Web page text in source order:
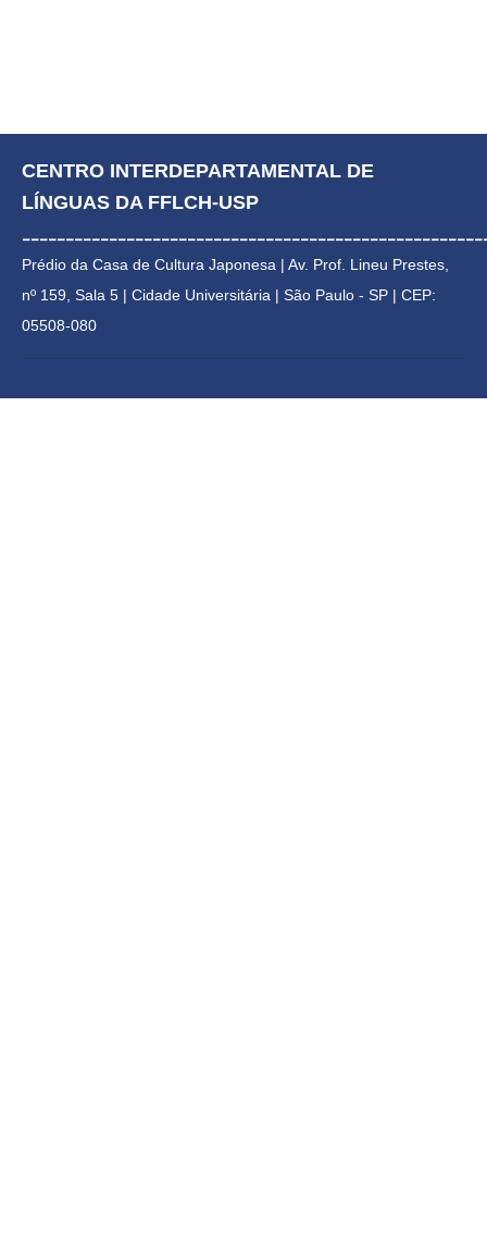
CENTRO INTERDEPARTAMENTAL DE
LÍNGUAS DA FFLCH-USP
Prédio da Casa de Cultura Japonesa | Av. Prof. Lineu Prestes,
nº 159, Sala 5 | Cidade Universitária | São Paulo - SP | CEP:
05508-080